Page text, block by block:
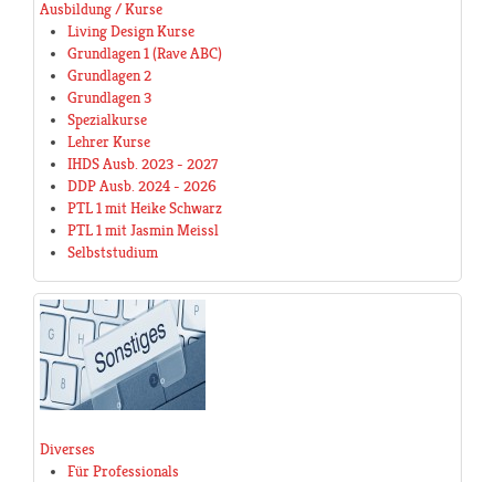
Ausbildung / Kurse
Living Design Kurse
Grundlagen 1 (Rave ABC)
Grundlagen 2
Grundlagen 3
Spezialkurse
Lehrer Kurse
IHDS Ausb. 2023 - 2027
DDP Ausb. 2024 - 2026
PTL 1 mit Heike Schwarz
PTL 1 mit Jasmin Meissl
Selbststudium
Diverses
Für Professionals